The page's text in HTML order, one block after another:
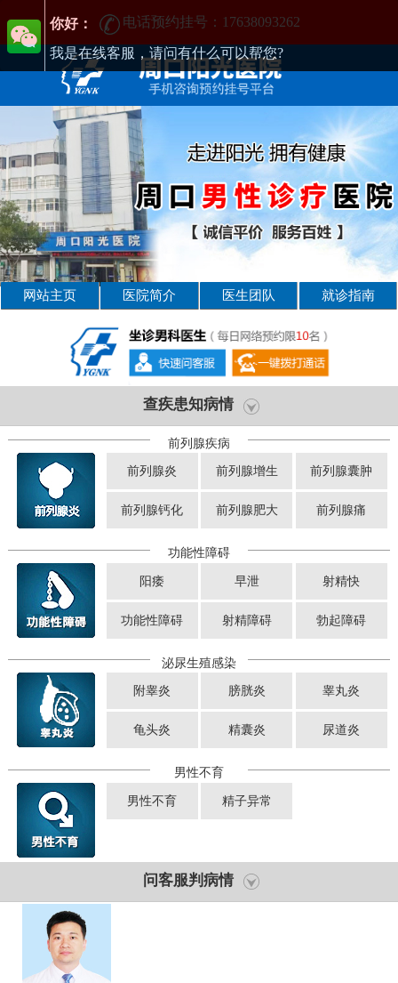
电话预约挂号：17638093262
周口男性疾病哪家医院好-周口2025年男科医院排名-周口男科医院
网站主页 医院简介 医生团队 就诊指南
查疾患知病情
前列腺疾病
前列腺炎 前列腺增生 前列腺囊肿
前列腺钙化 前列腺肥大 前列腺痛
功能性障碍
阳痿 早泄 射精快
功能性障碍 射精障碍 勃起障碍
泌尿生殖感染
附睾炎 膀胱炎 睾丸炎
龟头炎 精囊炎 尿道炎
男性不育
男性不育 精子异常
问客服判病情
你好：
我是在线客服，请问有什么可以帮您?